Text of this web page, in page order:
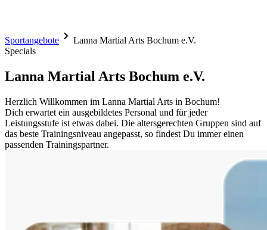
Sportangebote
Lanna Martial Arts Bochum e.V.
Specials
Lanna Martial Arts Bochum e.V.
Herzlich Willkommen im Lanna Martial Arts in Bochum!
Dich erwartet ein ausgebildetes Personal und für jeder
Leistungsstufe ist etwas dabei. Die altersgerechten Gruppen sind auf
das beste Trainingsniveau angepasst, so findest Du immer einen
passenden Trainingspartner.